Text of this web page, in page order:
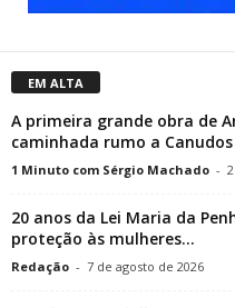
EM ALTA
A primeira grande obra de
caminhada rumo a Canudos
1 Minuto com Sérgio Machado -
20 anos da Lei Maria da
proteção às mulheres...
Redação - 7 de agosto de 2026